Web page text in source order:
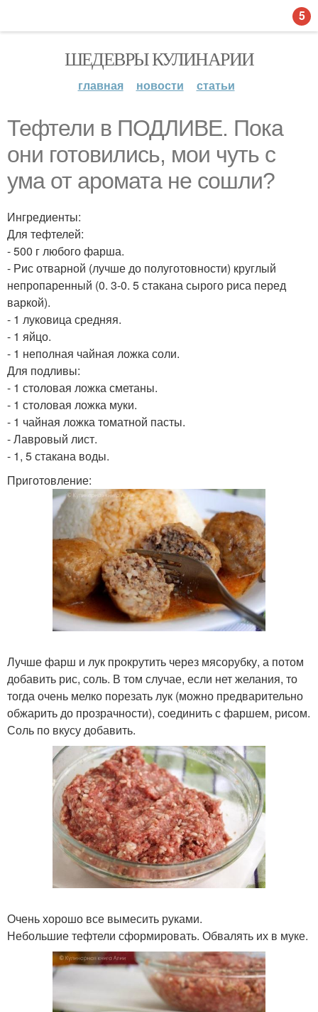
ШЕДЕВРЫ КУЛИНАРИИ
главная новости статьи
Тефтели в ПОДЛИВЕ. Пока
они готовились, мои чуть с
ума от аромата не сошли?
Ингредиенты:
Для тефтелей:
- 500 г любого фарша.
- Рис отварной (лучше до полуготовности) круглый
непропаренный (0. 3-0. 5 стакана сырого риса перед
варкой).
- 1 луковица средняя.
- 1 яйцо.
- 1 неполная чайная ложка соли.
Для подливы:
- 1 столовая ложка сметаны.
- 1 столовая ложка муки.
- 1 чайная ложка томатной пасты.
- Лавровый лист.
- 1, 5 стакана воды.
Приготовление:
Лучше фарш и лук прокрутить через мясорубку, а потом
добавить рис, соль. В том случае, если нет желания, то
тогда очень мелко порезать лук (можно предварительно
обжарить до прозрачности), соединить с фаршем, рисом.
Соль по вкусу добавить.
Очень хорошо все вымесить руками.
Небольшие тефтели сформировать. Обвалять их в муке.
5